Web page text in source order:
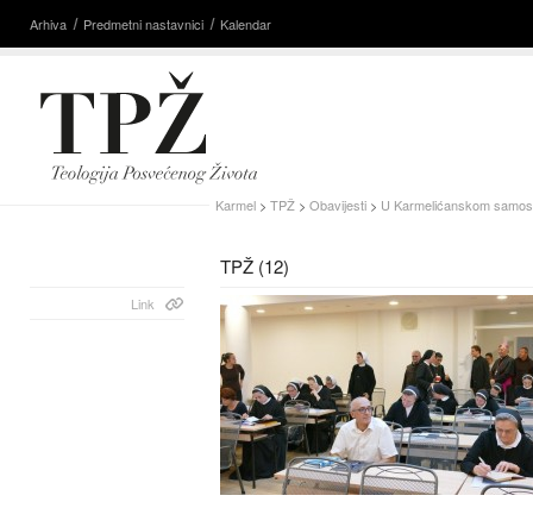
Arhiva Predmetni nastavnici Kalendar
Karmel > TPŽ > Obavijesti > U Karmelićanskom
TPŽ (12)
Link